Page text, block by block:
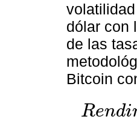
dólar con
de las
Bitcoin
Rendi
Rendimiento=